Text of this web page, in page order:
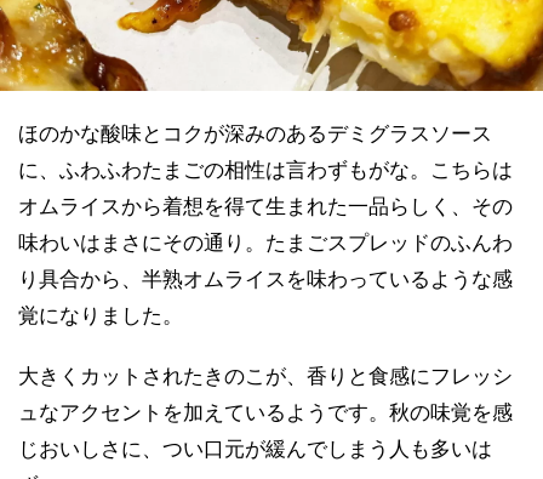
ほのかな酸味とコクが深みのあるデミグラスソース
に、ふわふわたまごの相性は言わずもがな。こちらは
オムライスから着想を得て生まれた一品らしく、その
味わいはまさにその通り。たまごスプレッドのふんわ
り具合から、半熟オムライスを味わっているような感
覚になりました。
大きくカットされたきのこが、香りと食感にフレッシ
ュなアクセントを加えているようです。秋の味覚を感
じおいしさに、つい口元が緩んでしまう人も多いは